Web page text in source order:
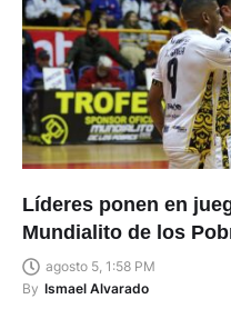
Líderes ponen en
Mundialito de los
agosto 5, 1:58 PM
By Ismael Alvarado